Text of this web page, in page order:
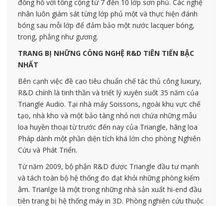
đồng hồ với tổng cộng từ 7 đến 10 lớp sơn phủ. Các nghệ
nhân luôn giám sát từng lớp phủ một và thực hiện đánh
bóng sau mỗi lớp để đảm bảo một nước lacquer bóng,
trong, phẳng như gương.
TRANG BỊ NHỮNG CÔNG NGHỆ R&D TIÊN TIẾN BẬC
NHẤT
Bên cạnh việc đề cao tiêu chuẩn chế tác thủ công luxury,
R&D chính là tinh thần và triết lý xuyên suốt 35 năm của
Triangle Audio. Tại nhà máy Soissons, ngoài khu vực chế
tạo, nhà kho và một bảo tàng nhỏ nơi chứa những mẫu
loa huyền thoại từ trước đến nay của Triangle, hãng loa
Pháp dành một phần diện tích khá lớn cho phòng Nghiên
Cứu và Phát Triển.
Từ năm 2009, bộ phận R&D được Triangle đầu tư mạnh
và tách toàn bộ hệ thống đo đạt khỏi những phòng kiểm
âm. Trianlge là một trong những nhà sản xuất hi-end đầu
tiên trang bị hệ thống máy in 3D. Phòng nghiên cứu thuộc